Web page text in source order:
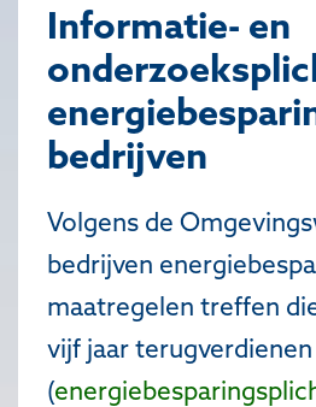
Informatie- en
bedrijven
Volgens de
bedrijven
maatregelen treffen
vijf jaar terugverdienen
(